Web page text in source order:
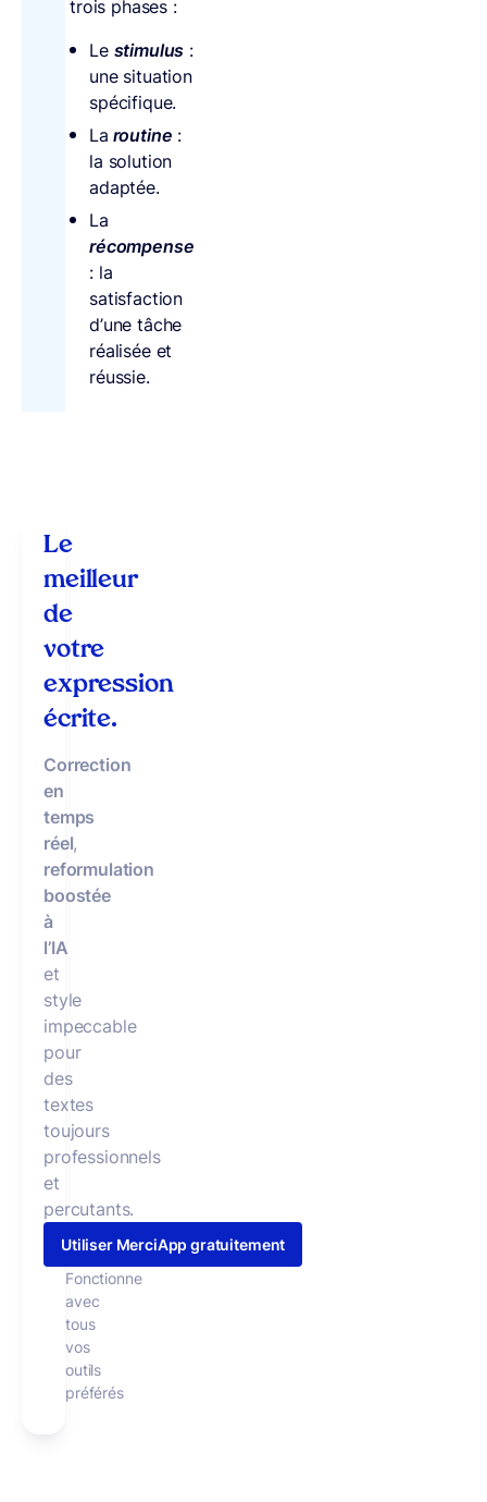
trois phases :
Le stimulus :
une situation
spécifique.
La routine :
la solution
adaptée.
La
récompense
: la
satisfaction
d’une tâche
réalisée et
réussie.
Le
meilleur
de
votre
expression
écrite.
Correction
en
temps
réel,
reformulation
boostée
à
l’IA
et
style
impeccable
pour
des
textes
toujours
professionnels
et
percutants.
Utiliser MerciApp gratuitement
Fonctionne
avec
tous
vos
outils
préférés